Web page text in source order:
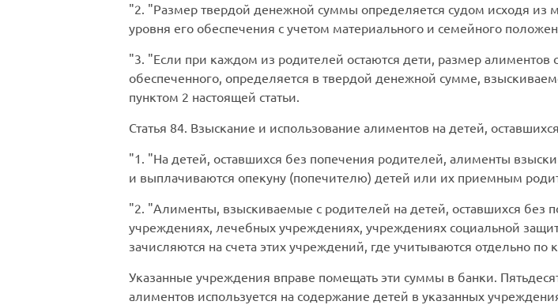
2.
Размер твердой денежной суммы определяется судом исходя из
уровня его обеспечения с учетом материального и семейного
3.
Если при каждом из родителей остаются дети, размер алиментов
обеспеченного, определяется в твердой денежной сумме,
пунктом 2 настоящей статьи.
Статья 84. Взыскание и использование алиментов на детей,
1.
На детей, оставшихся без попечения родителей, алименты
и выплачиваются опекуну (попечителю) детей или их приемным
2. Алименты, взыскиваемые с родителей на детей, оставшихся без
учреждениях, лечебных учреждениях, учреждениях социальной
зачисляются на счета этих учреждений, где учитываются отдельно по
Указанные учреждения вправе помещать эти суммы в банки.
алиментов используется на содержание детей в указанных